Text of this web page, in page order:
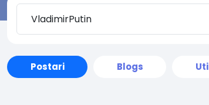
Postari Blogs